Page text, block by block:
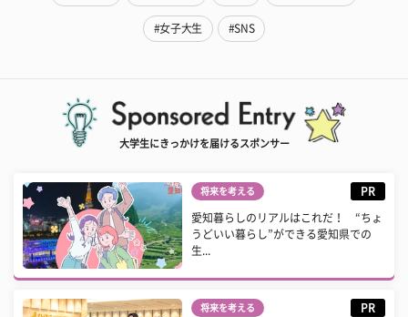
#女子大生 #SNS
大学生にきっかけを届けるスポンサー
将来を考える PR
愛知暮らしのリアルはこれだ！ “ちょ
うどいい暮らし”ができる愛知県での
生...
将来を考える PR